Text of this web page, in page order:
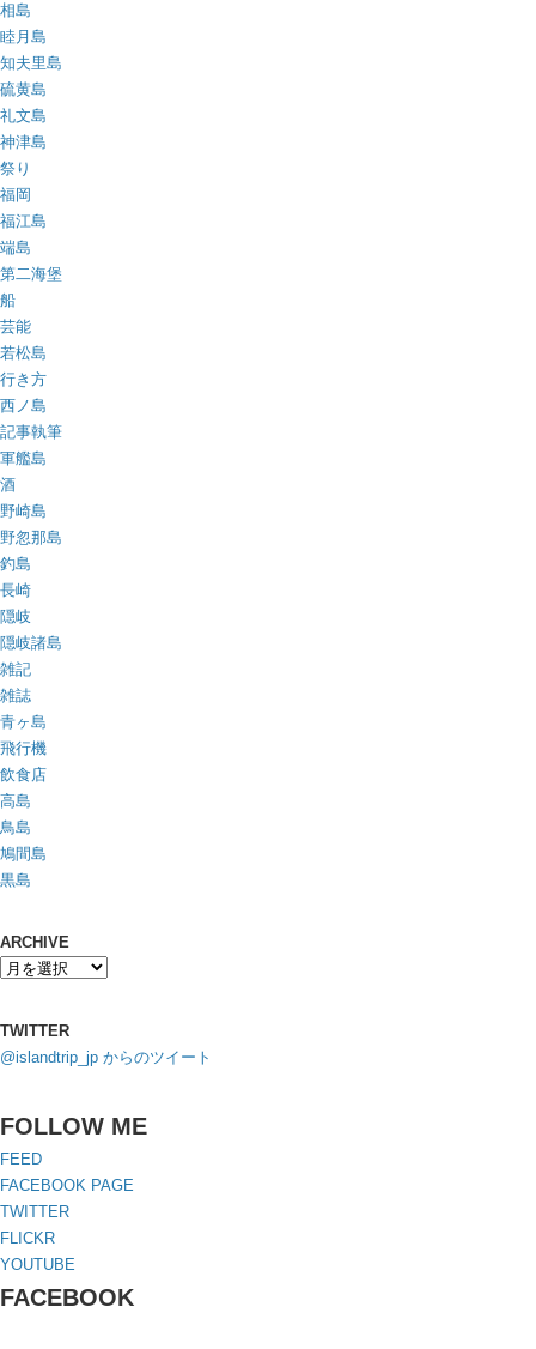
相島
睦月島
知夫里島
硫黄島
礼文島
神津島
祭り
福岡
福江島
端島
第二海堡
船
芸能
若松島
行き方
西ノ島
記事執筆
軍艦島
酒
野崎島
野忽那島
釣島
長崎
隠岐
隠岐諸島
雑記
雑誌
青ヶ島
飛行機
飲食店
高島
鳥島
鳩間島
黒島
ARCHIVE
TWITTER
@islandtrip_jp からのツイート
FOLLOW ME
FEED
FACEBOOK PAGE
TWITTER
FLICKR
YOUTUBE
FACEBOOK